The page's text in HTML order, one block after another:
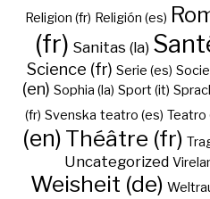
Religion (fr) Religión (es)
(fr) Sanitas (la)
Science (fr) Serie (es)
(en) Sophia (la) Sport (it)
(fr) Svenska teatro (es) Teatro
(en) Théâtre (fr)
Uncategorized
Weisheit (de)